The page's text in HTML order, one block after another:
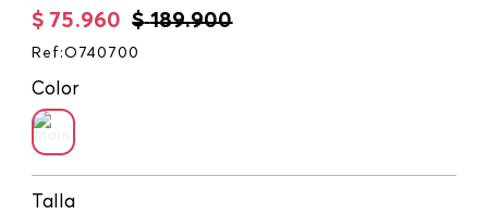
$ 189.900
$ 75.960
Ref :O740700
Color
Talla